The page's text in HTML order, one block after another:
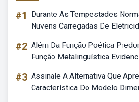
#1
Durante As Tempestades
Nuvens Carregadas De
#2 Além Da Função Poética
Função Metalinguística
#3 Assinale A Alternativa Que
Característica Do Modelo